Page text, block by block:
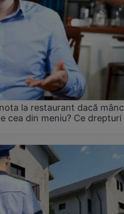
la restaurant dacă
cea din meniu? Ce drepturi